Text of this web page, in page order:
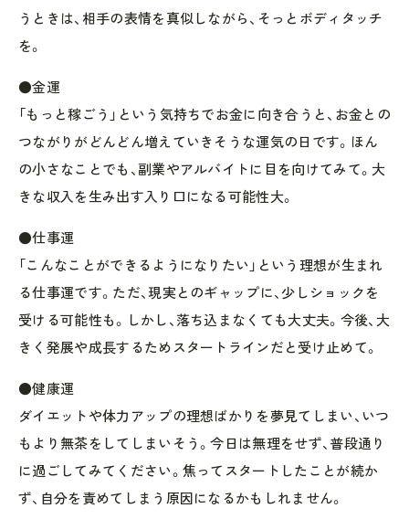
うときは、相手の表情を真似しながら、そっとボディタッチ
を。
●金運
「もっと稼ごう」という気持ちでお金に向き合うと、お金との
つながりがどんどん増えていきそうな運気の日です。ほん
の小さなことでも、副業やアルバイトに目を向けてみて。大
きな収入を生み出す入り口になる可能性大。
●仕事運
「こんなことができるようになりたい」という理想が生まれ
る仕事運です。ただ、現実とのギャップに、少しショックを
受ける可能性も。しかし、落ち込まなくても大丈夫。今後、大
きく発展や成長するためスタートラインだと受け止めて。
●健康運
ダイエットや体力アップの理想ばかりを夢見てしまい、いつ
もより無茶をしてしまいそう。今日は無理をせず、普段通り
に過ごしてみてください。焦ってスタートしたことが続か
ず、自分を責めてしまう原因になるかもしれません。